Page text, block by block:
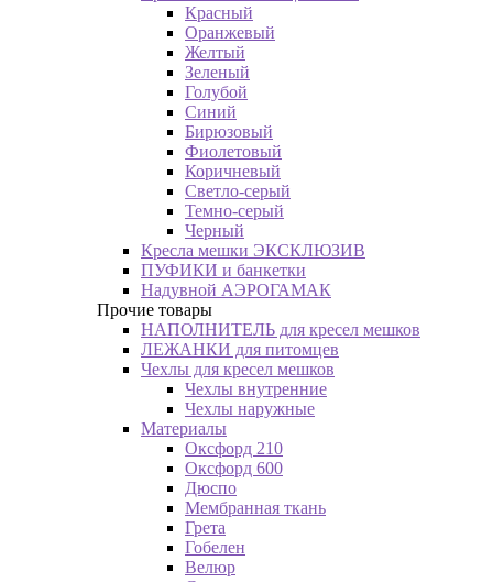
Красный
Оранжевый
Желтый
Зеленый
Голубой
Синий
Бирюзовый
Фиолетовый
Коричневый
Светло-серый
Темно-серый
Черный
Кресла мешки ЭКСКЛЮЗИВ
ПУФИКИ и банкетки
Надувной АЭРОГАМАК
Прочие товары
НАПОЛНИТЕЛЬ для кресел мешков
ЛЕЖАНКИ для питомцев
Чехлы для кресел мешков
Чехлы внутренние
Чехлы наружные
Материалы
Оксфорд 210
Оксфорд 600
Дюспо
Мембранная ткань
Грета
Гобелен
Велюр